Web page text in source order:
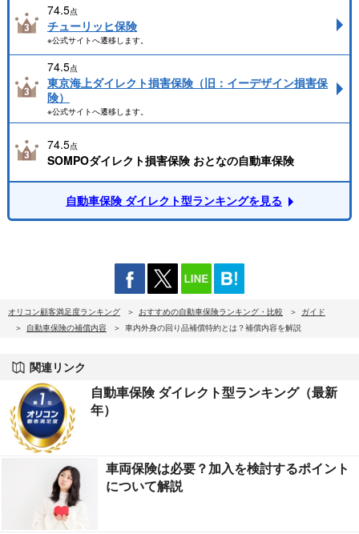
74.5点
チューリッヒ保険
※公式サイトへ遷移します。
74.5点
東京海上ダイレクト損害保険（旧：イーデザイン損害保
険）
※公式サイトへ遷移します。
74.5点
SOMPOダイレクト損害保険 おとなの自動車保険
自動車保険 ダイレクト型ランキングを見る
オリコン顧客満足度ランキング おすすめの自動車保険ランキング・比較
ガイド
自動車保険の補償内容
車内外身の回り品補償特約とは？補償内容を解説
関連リンク
自動車保険 ダイレクト型ランキング（最新
年）
車両保険は必要？加入を検討するポイント
について解説